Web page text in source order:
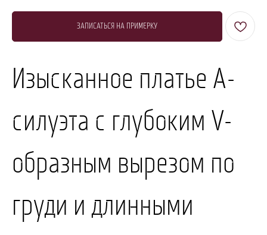
ЗАПИСАТЬСЯ НА ПРИМЕРКУ
Изысканное платье А-
силуэта с глубоким V-
образным вырезом по
груди и длинными